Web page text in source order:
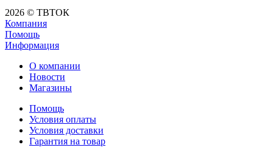
2026 © ТВТОК
Компания
Помощь
Информация
О компании
Новости
Магазины
Помощь
Условия оплаты
Условия доставки
Гарантия на товар